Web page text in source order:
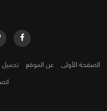
الصفحة الأولى عن الموقع تحميل